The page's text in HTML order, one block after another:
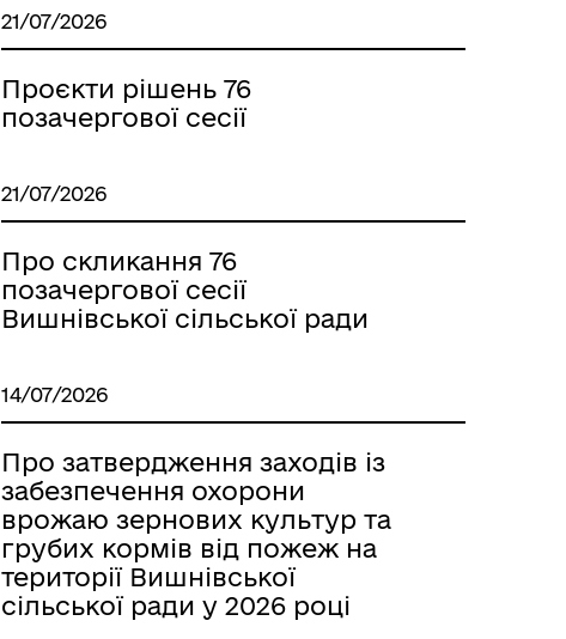
21/07/2026
Проєкти рішень 76
позачергової сесії
21/07/2026
Про скликання 76
позачергової сесії
Вишнівської сільської ради
14/07/2026
Про затвердження заходів iз
забезпечення охорони
врожаю зернових культур та
грубих кормів вiд пожеж на
території Вишнівської
сільської ради у 2026 році